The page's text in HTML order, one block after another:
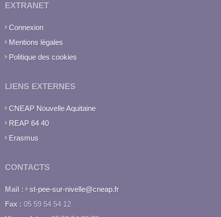
EXTRANET
Connexion
Mentions légales
Politique des cookies
LIENS EXTERNES
CNEAP Nouvelle Aquitaine
REAP 64 40
Erasmus
CONTACTS
Mail :
st-pee-sur-nivelle@cneap.fr
Fax : 05 59 54 54 12